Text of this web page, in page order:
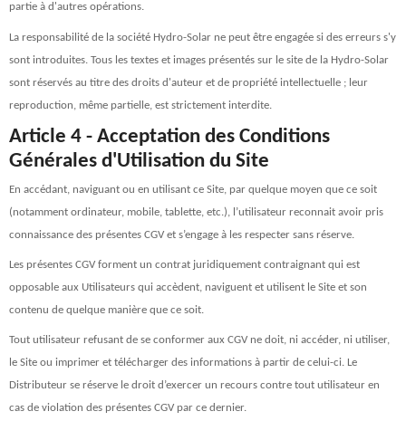
partie à d'autres opérations.
La responsabilité de la société Hydro-Solar ne peut être engagée si des erreurs s'y
sont introduites. Tous les textes et images présentés sur le site de la Hydro-Solar
sont réservés au titre des droits d'auteur et de propriété intellectuelle ; leur
reproduction, même partielle, est strictement interdite.
Article 4 - Acceptation des Conditions
Générales d'Utilisation du Site
En accédant, naviguant ou en utilisant ce Site, par quelque moyen que ce soit
(notamment ordinateur, mobile, tablette, etc.), l’utilisateur reconnait avoir pris
connaissance des présentes CGV et s’engage à les respecter sans réserve.
Les présentes CGV forment un contrat juridiquement contraignant qui est
opposable aux Utilisateurs qui accèdent, naviguent et utilisent le Site et son
contenu de quelque manière que ce soit.
Tout utilisateur refusant de se conformer aux CGV ne doit, ni accéder, ni utiliser,
le Site ou imprimer et télécharger des informations à partir de celui-ci. Le
Distributeur se réserve le droit d’exercer un recours contre tout utilisateur en
cas de violation des présentes CGV par ce dernier.